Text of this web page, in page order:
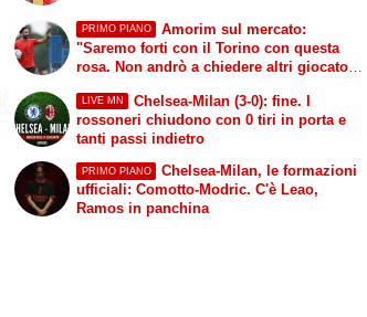
PRIMO PIANO
Amorim sul mercato:
"Saremo forti con il Torino con questa
rosa. Non andrò a chiedere altri giocatori
LIVE MN
Chelsea-Milan (3-0): fine. I
rossoneri chiudono con 0 tiri in porta e
tanti passi indietro
PRIMO PIANO
Chelsea-Milan, le formazioni
ufficiali: Comotto-Modric. C'è Leao,
Ramos in panchina